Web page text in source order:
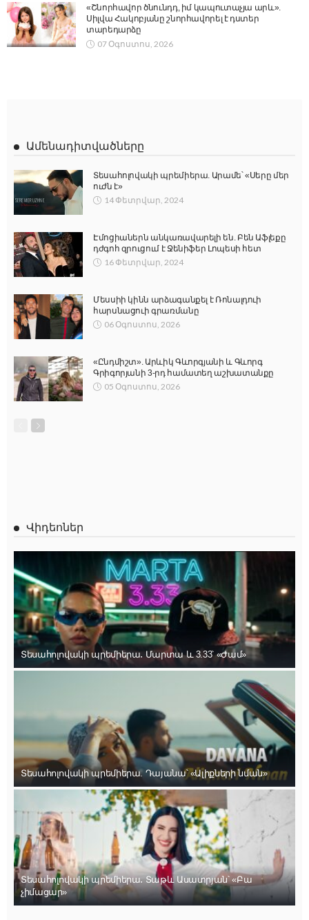
«Շնորհավոր ծնունդդ, իմ կապուտաչյա արև».
Սիլվա Հակոբյանը շնորհավորել է դստեր
տարեդարձը
07 Օգոստոս, 2026
Ամենադիտվածները
Տեսահոլովակի պրեմիերա. Արամե՝ «Սերը մեր
ուժն է»
14 Փետրվար, 2024
Էմոցիաներն անկառավարելի են. Բեն Աֆլեքը
դժգոհ զրուցում է Ջենիֆեր Լոպեսի հետ
16 Փետրվար, 2024
Մեսսիի կինն արձագանքել է Ռոնալդուի
հարսնացուի գրառմանը
06 Օգոստոս, 2026
«Ընդմիշտ». Արևիկ Գևորգյանի և Գևորգ
Գրիգորյանի 3-րդ համատեղ աշխատանքը
05 Օգոստոս, 2026
Վիդեոներ
Տեսահոլովակի պրեմիերա․ Մարտա և 3.33՝ «Ժամ»
Տեսահոլովակի պրեմիերա. Դայանա՝ «Ալիքների նման»
Տեսահոլովակի պրեմիերա․ Տաթև Ասատրյան՝ «Բա
չիմացար»